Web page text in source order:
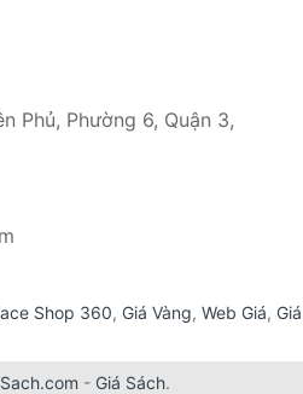
Phủ, Phường 6, Quận 3,
Shop 360, Giá Vàng, Web Giá, Giá
- Giá Sách.